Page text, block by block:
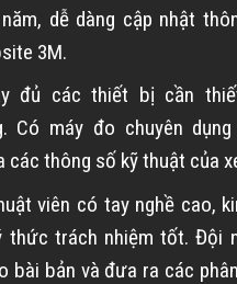
dễ dàng cập nhật
3M.
đủ các thiết bị cần
Có máy đo chuyên
các thông số kỹ thuật của
viên có tay nghề cao,
thức trách nhiệm tốt. Đội
bài bản và đưa ra các